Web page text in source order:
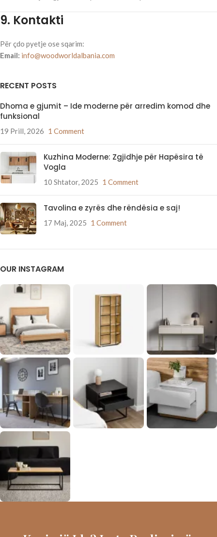
9. Kontakti
Për çdo pyetje ose sqarim:
Email: info@woodworldalbania.com
RECENT POSTS
Dhoma e gjumit – Ide moderne për arredim komod dhe
funksional
19 Prill, 2026 1 Comment
Kuzhina Moderne: Zgjidhje për Hapësira të
Vogla
10 Shtator, 2025 1 Comment
Tavolina e zyrës dhe rëndësia e saj!
17 Maj, 2025 1 Comment
OUR INSTAGRAM